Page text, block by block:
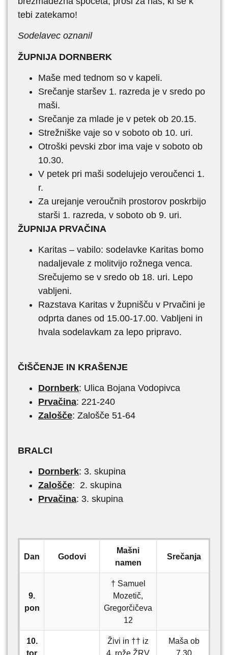
tebi zatekamo!
Sodelavec oznanil
ŽUPNIJA DORNBERK
Maše med tednom so v kapeli.
Srečanje staršev 1. razreda je v sredo po
maši.
Srečanje za mlade je v petek ob 20.15.
Strežniške vaje so v soboto ob 10. uri.
Otroški pevski zbor ima vaje v soboto ob
10.30.
V petek pri maši sodelujejo veroučenci 1.
r.
Za urejanje veroučnih prostorov poskrbijo
starši 1. razreda, v soboto ob 9. uri.
ŽUPNIJA PRVAČINA
Karitas – vabilo: sodelavke Karitas bomo
nadaljevale z molitvijo rožnega venca.
Srečujemo se v sredo ob 18. uri. Lepo
vabljeni.
Razstava Karitas v župnišču v Prvačini je
odprta danes od 15.00-17.00. Vabljeni in
hvala sodelavkam za lepo pripravo.
ČIŠČENJE IN KRAŠENJE
Dornberk: Ulica Bojana Vodopivca
Prvačina: 221-240
Zalošče: Zalošče 51-64
BRALCI
Dornberk: 3. skupina
Zalošče: 2. skupina
Prvačina: 3. skupina
Dan Godovi
Mašni
namen
Srečanja
9.
pon
† Samuel
Mozetič,
Gregorčičeva
12
10.
tor
Živi in †† iz
4. rože ŽRV
Maša ob
7.30